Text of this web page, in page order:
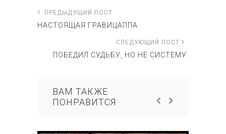
ПРЕДЫДУЩИЙ ПОСТ
НАСТОЯЩАЯ ГРАВИЦАППА
СЛЕДУЮЩИЙ ПОСТ
ПОБЕДИЛ СУДЬБУ, НО НЕ СИСТЕМУ.
ВАМ ТАКЖЕ
ПОНРАВИТСЯ